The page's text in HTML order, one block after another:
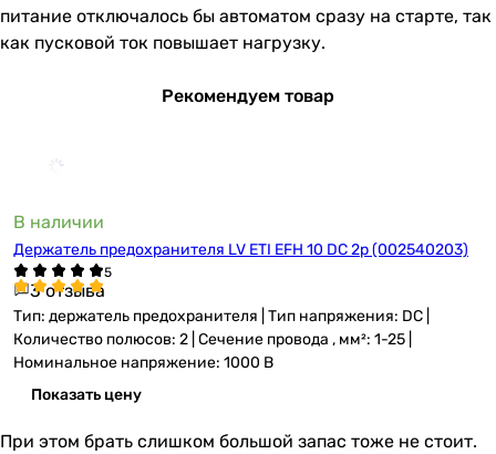
питание отключалось бы автоматом сразу на старте, так
как пусковой ток повышает нагрузку.
Рекомендуем товар
В наличии
Держатель предохранителя LV ETI EFH 10 DC 2p (002540203)
3 отзыва
Тип: держатель предохранителя | Тип напряжения: DC |
Количество полюсов: 2 | Сечение провода , мм²: 1-25 |
Номинальное напряжение: 1000 В
Показать цену
При этом брать слишком большой запас тоже не стоит.